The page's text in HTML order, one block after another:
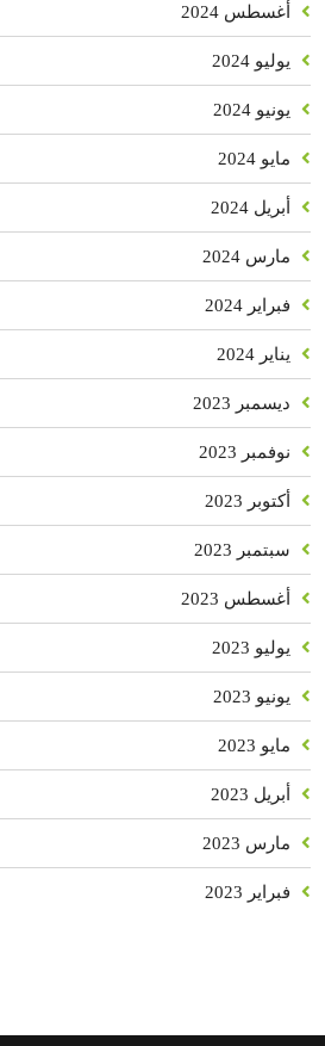
أغسطس 2024
يوليو 2024
يونيو 2024
مايو 2024
أبريل 2024
مارس 2024
فبراير 2024
يناير 2024
ديسمبر 2023
نوفمبر 2023
أكتوبر 2023
سبتمبر 2023
أغسطس 2023
يوليو 2023
يونيو 2023
مايو 2023
أبريل 2023
مارس 2023
فبراير 2023